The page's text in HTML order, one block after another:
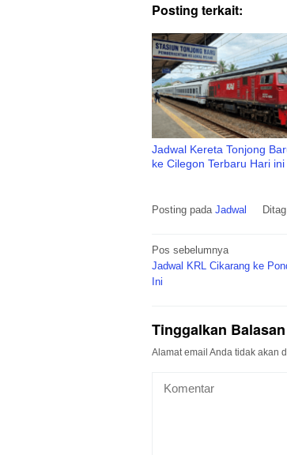
Posting terkait:
Jadwal Kereta Tonjong
ke Cilegon Terbaru Hari ini
Posting pada Jadwal Ditag
Navigasi
pos
Pos sebelumnya
Jadwal KRL Cikarang ke
Ini
Tinggalkan Balasan
Alamat email Anda tidak akan